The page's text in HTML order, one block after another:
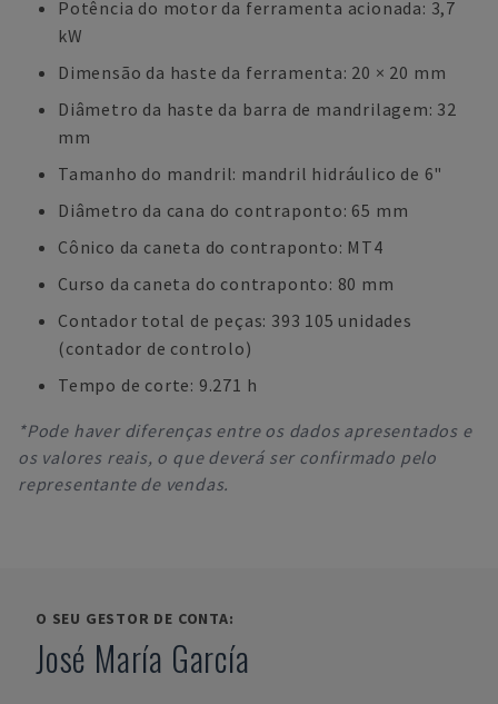
Potência do motor da ferramenta acionada: 3,7
kW
Dimensão da haste da ferramenta: 20 × 20 mm
Diâmetro da haste da barra de mandrilagem: 32
mm
Tamanho do mandril: mandril hidráulico de 6"
Diâmetro da cana do contraponto: 65 mm
Cônico da caneta do contraponto: MT4
Curso da caneta do contraponto: 80 mm
Contador total de peças: 393 105 unidades
(contador de controlo)
Tempo de corte: 9.271 h
*Pode haver diferenças entre os dados apresentados e
os valores reais, o que deverá ser confirmado pelo
representante de vendas.
O SEU GESTOR DE CONTA:
José María García